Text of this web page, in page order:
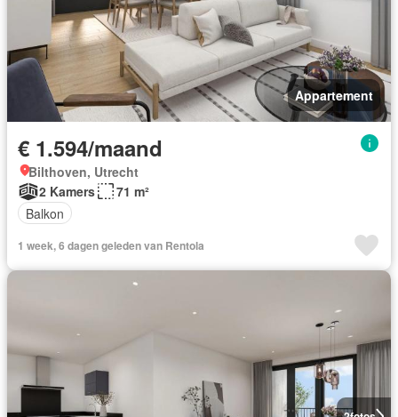
Appartement
€ 1.594/maand
Bilthoven, Utrecht
2 Kamers
71 m²
Balkon
1 week, 6 dagen geleden van Rentola